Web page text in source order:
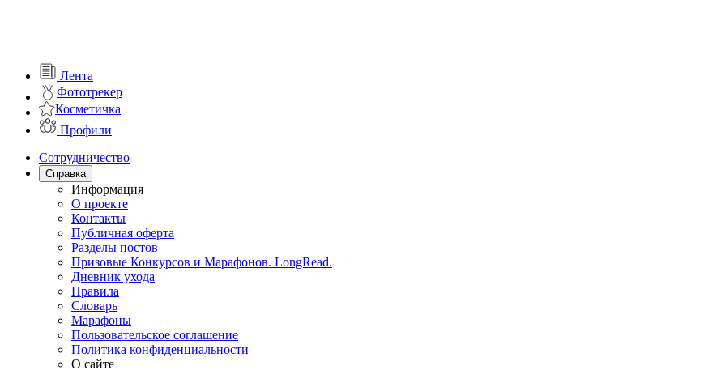
Лента
Фототрекер
Косметичка
Профили
Сотрудничество
Справка
Информация
О проекте
Контакты
Публичная оферта
Разделы постов
Призовые Конкурсов и Марафонов. LongRead.
Дневник ухода
Правила
Словарь
Марафоны
Пользовательское соглашение
Политика конфиденциальности
О сайте